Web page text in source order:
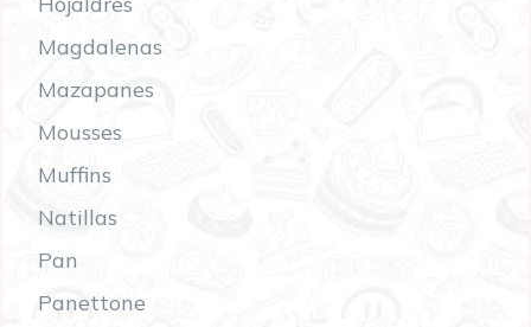
Magdalenas
Mazapanes
Mousses
Muffins
Natillas
Pan
Panettone